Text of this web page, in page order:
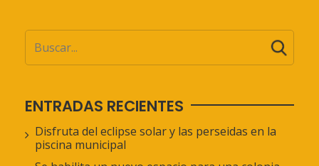
ENTRADAS RECIENTES
Disfruta del eclipse solar y las perseidas en la
piscina municipal